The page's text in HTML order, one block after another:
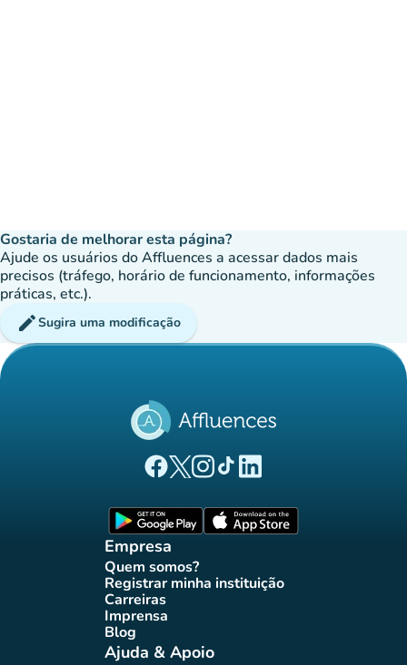
Gostaria de melhorar esta página?
Ajude os usuários do Affluences a acessar dados mais
precisos (tráfego, horário de funcionamento, informações
práticas, etc.).
editSugira uma modificação
(novo separador)
(novo separador)
(novo separador)
(novo separador)
(novo separador)
Empresa
Quem somos?(novo separador)
Registrar minha instituição
(novo separador)
Carreiras(novo separador)
Imprensa(novo separador)
Blog(novo separador)
Ajuda & Apoio